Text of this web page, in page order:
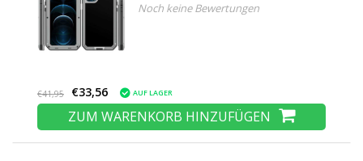
Stoßfestes Cover Metall Silber
Noch keine Bewertungen
€41,95 €33,56 AUF LAGER
ZUM WARENKORB HINZUFÜGEN